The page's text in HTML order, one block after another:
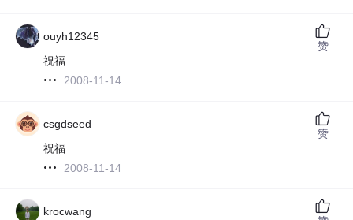
ouyh12345
祝福
2008-11-14
赞
csgdseed
祝福
2008-11-14
赞
krocwang